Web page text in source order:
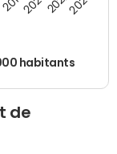
habitants
de